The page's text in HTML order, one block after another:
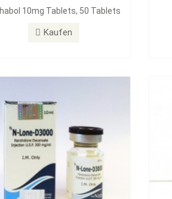
10mg Tablets, 50 Tablets
Kaufen
87.71€
DECA 300